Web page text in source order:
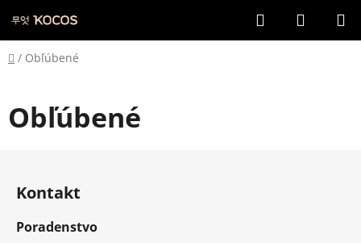
na
obsah
Hľadať
KOŠÍK
Domov
/ Obľúbené
Obľúbené
Kontakt
Poradenstvo